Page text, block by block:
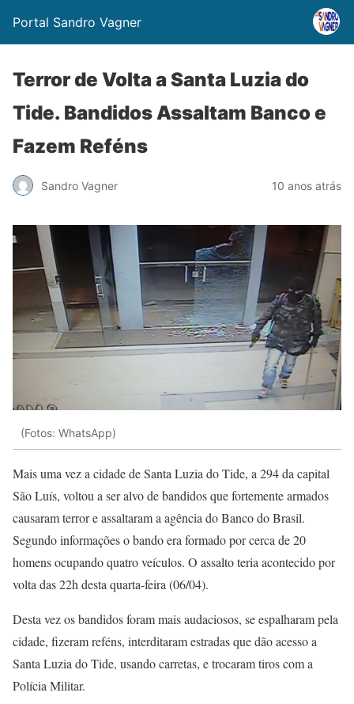
Portal Sandro Vagner
Terror de Volta a Santa Luzia do
Tide. Bandidos Assaltam Banco e
Fazem Reféns
Sandro Vagner 10 anos atrás
(Fotos: WhatsApp)
Mais uma vez a cidade de Santa Luzia do Tide, a 294 da capital
São Luís, voltou a ser alvo de bandidos que fortemente armados
causaram terror e assaltaram a agência do Banco do Brasil.
Segundo informações o bando era formado por cerca de 20
homens ocupando quatro veículos. O assalto teria acontecido por
volta das 22h desta quarta-feira (06/04).
Desta vez os bandidos foram mais audaciosos, se espalharam pela
cidade, fizeram reféns, interditaram estradas que dão acesso a
Santa Luzia do Tide, usando carretas, e trocaram tiros com a
Polícia Militar.